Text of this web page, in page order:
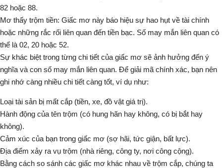
82 hoặc 88.
Mơ thấy trộm tiền: Giấc mơ này báo hiệu sự hao hụt về tài chính
hoặc những rắc rối liên quan đến tiền bạc. Số may mắn liên quan có
thể là 02, 20 hoặc 52.
Sự khác biệt trong từng chi tiết của giấc mơ sẽ ảnh hưởng đến ý
nghĩa và con số may mắn liên quan. Để giải mã chính xác, bạn nên
ghi nhớ càng nhiều chi tiết càng tốt, ví dụ như:
Loại tài sản bị mất cắp (tiền, xe, đồ vật giá trị).
Hành động của tên trộm (có hung hãn hay không, có bị bắt hay
không).
Cảm xúc của bạn trong giấc mơ (sợ hãi, tức giận, bất lực).
Địa điểm xảy ra vụ trộm (nhà riêng, công ty, nơi công cộng).
Bằng cách so sánh các giấc mơ khác nhau về trộm cắp, chúng ta